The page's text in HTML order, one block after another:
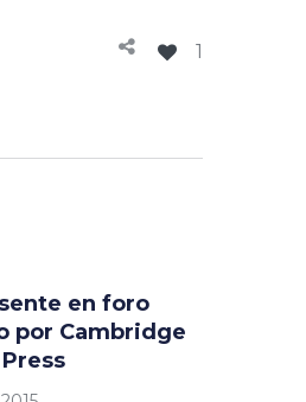
1
en foro
por Cambridge